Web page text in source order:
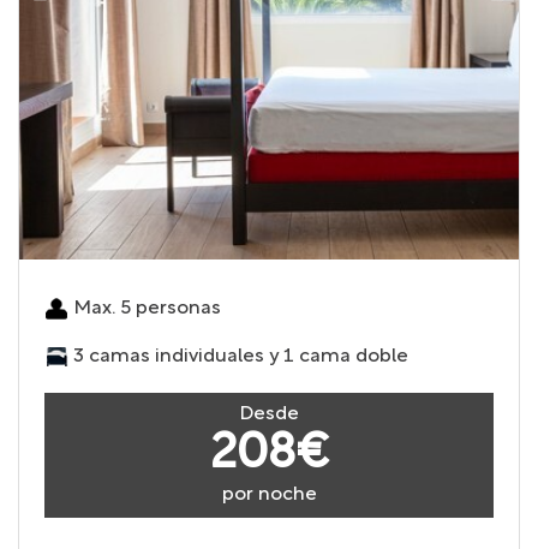
Max. 5 personas
3 camas individuales y 1 cama doble
Desde
208€
por noche